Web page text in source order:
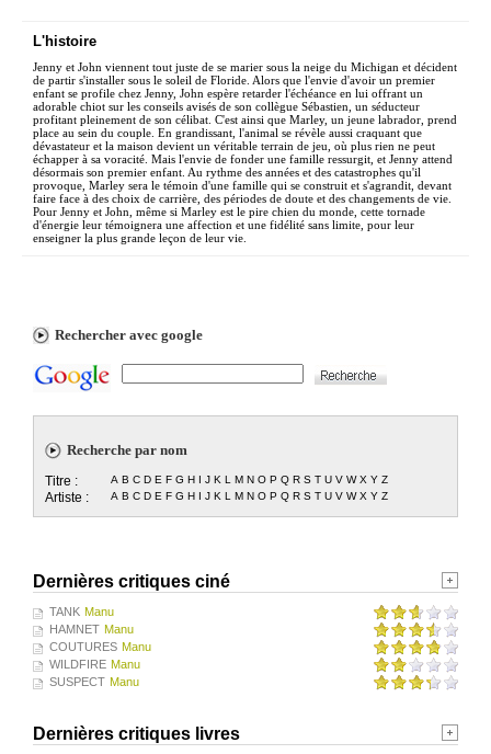
L'histoire
Jenny et John viennent tout juste de se marier sous la neige du Michigan et décident
de partir s'installer sous le soleil de Floride. Alors que l'envie d'avoir un premier
enfant se profile chez Jenny, John espère retarder l'échéance en lui offrant un
adorable chiot sur les conseils avisés de son collègue Sébastien, un séducteur
profitant pleinement de son célibat. C'est ainsi que Marley, un jeune labrador, prend
place au sein du couple. En grandissant, l'animal se révèle aussi craquant que
dévastateur et la maison devient un véritable terrain de jeu, où plus rien ne peut
échapper à sa voracité. Mais l'envie de fonder une famille ressurgit, et Jenny attend
désormais son premier enfant. Au rythme des années et des catastrophes qu'il
provoque, Marley sera le témoin d'une famille qui se construit et s'agrandit, devant
faire face à des choix de carrière, des périodes de doute et des changements de vie.
Pour Jenny et John, même si Marley est le pire chien du monde, cette tornade
d'énergie leur témoignera une affection et une fidélité sans limite, pour leur
enseigner la plus grande leçon de leur vie.
Rechercher avec google
Recherche par nom
Titre : A B C D E F G H I J K L M N O P Q R S T U V W X Y Z
Artiste : A B C D E F G H I J K L M N O P Q R S T U V W X Y Z
Dernières critiques ciné
TANK Manu
HAMNET Manu
COUTURES Manu
WILDFIRE Manu
SUSPECT Manu
Dernières critiques livres